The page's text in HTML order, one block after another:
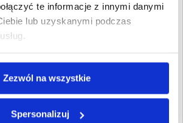
te informacje z innymi danymi
lub uzyskanymi podczas
Zezwól na wszystkie
Spersonalizuj
Spłacono:
3 756,26 PLN
Całkowita
0,00 PLN
nakaz
zapłaty/
28 sierpnia 2019
8 lipca 2019